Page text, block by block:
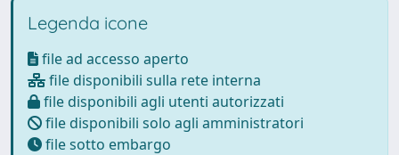
Legenda icone
file ad accesso aperto
file disponibili sulla rete interna
file disponibili agli utenti autorizzati
file disponibili solo agli amministratori
file sotto embargo